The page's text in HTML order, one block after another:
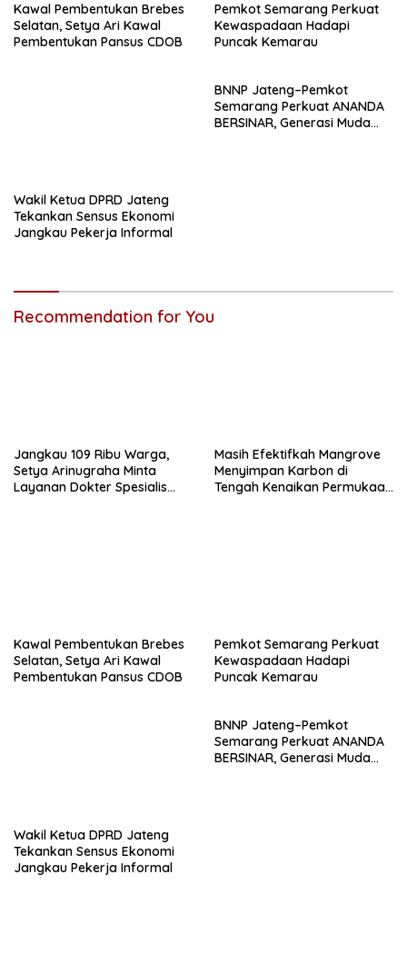
Kawal Pembentukan Brebes
Selatan, Setya Ari Kawal
Pembentukan Pansus CDOB
Pemkot Semarang Perkuat
Kewaspadaan Hadapi
Puncak Kemarau
Wakil Ketua DPRD Jateng
Tekankan Sensus Ekonomi
Jangkau Pekerja Informal
BNNP Jateng–Pemkot
Semarang Perkuat ANANDA
BERSINAR, Generasi Muda
Recommendation for You
Jangkau 109 Ribu Warga,
Setya Arinugraha Minta
Layanan Dokter Spesialis
Masih Efektifkah Mangrove
Menyimpan Karbon di
Tengah Kenaikan Permukaan
Kawal Pembentukan Brebes
Selatan, Setya Ari Kawal
Pembentukan Pansus CDOB
Pemkot Semarang Perkuat
Kewaspadaan Hadapi
Puncak Kemarau
Wakil Ketua DPRD Jateng
Tekankan Sensus Ekonomi
Jangkau Pekerja Informal
BNNP Jateng–Pemkot
Semarang Perkuat ANANDA
BERSINAR, Generasi Muda